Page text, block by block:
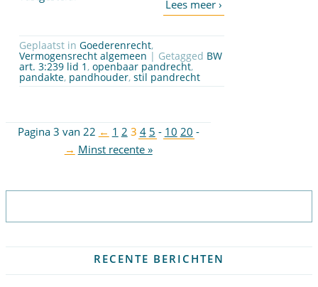
Geplaatst in Goederenrecht,
Vermogensrecht algemeen | Getagged BW
art. 3:239 lid 1 , openbaar pandrecht,
pandakte, pandhouder, stil pandrecht
Pagina 3 van 22 ← 1 2 3 4 5 - 10 20 -
→ Minst recente »
RECENTE BERICHTEN